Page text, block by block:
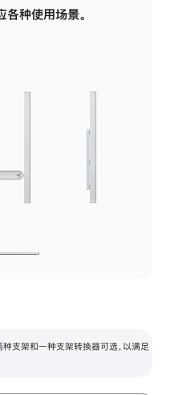
各种使用场景。
支架和一种支架转换器可选，以满足